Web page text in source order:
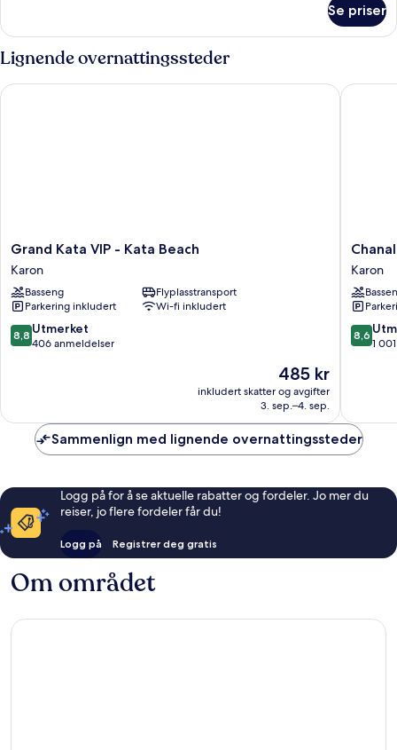
Se priser
Lignende overnattingssteder
Grand
Kata
VIP
-
Kata
Beach
Karon
Grand Kata VIP - Kata Beach
Karon
Basseng
Flyplasstransport
Parkering inkludert
Wi-fi inkludert
8.8
av
8,8 Utmerket
406 anmeldelser
Prisen
er
485 kr
485 kr
inkludert skatter og avgifter
3. sep.–4. sep.
Grand Kata VIP - Kata Beach
Chanalai
Garden
Resort,
Kata
Beach
Karon
Karon
8.6
av
8,6
1
Sammenlign med lignende overnattingssteder
Logg på for å se aktuelle rabatter og fordeler. Jo mer du
reiser, jo flere fordeler får du!
Logg på Registrer deg gratis
Om området